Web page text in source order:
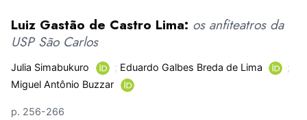
Luiz Gastão de Castro Lima: os anfiteatros da
USP São Carlos
Julia Simabukuro ; Eduardo Galbes Breda de Lima
;
Miguel Antônio Buzzar
p. 256-266